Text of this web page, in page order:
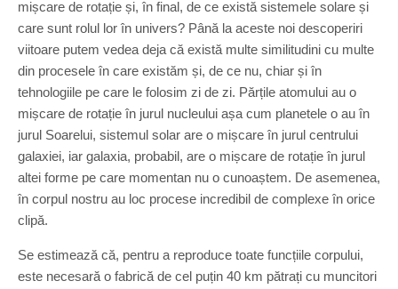
mișcare de rotație și, în final, de ce există sistemele solare și
care sunt rolul lor în univers? Până la aceste noi descoperiri
viitoare putem vedea deja că există multe similitudini cu multe
din procesele în care existăm și, de ce nu, chiar și în
tehnologiile pe care le folosim zi de zi. Părțile atomului au o
mișcare de rotație în jurul nucleului așa cum planetele o au în
jurul Soarelui, sistemul solar are o mișcare în jurul centrului
galaxiei, iar galaxia, probabil, are o mișcare de rotație în jurul
altei forme pe care momentan nu o cunoaștem. De asemenea,
în corpul nostru au loc procese incredibil de complexe în orice
clipă.
Se estimează că, pentru a reproduce toate funcțiile corpului,
este necesară o fabrică de cel puțin 40 km pătrați cu muncitori